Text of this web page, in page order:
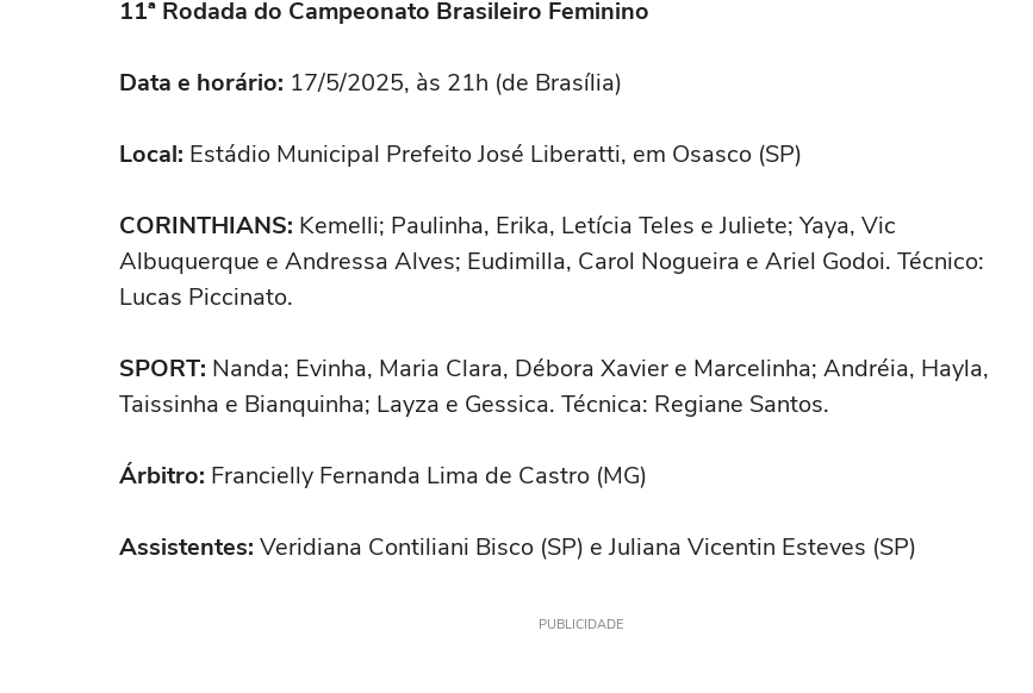
11ª Rodada do Campeonato Brasileiro Feminino
Data e horário: 17/5/2025, às 21h (de Brasília)
Local: Estádio Municipal Prefeito José Liberatti, em Osasco (SP)
CORINTHIANS: Kemelli; Paulinha, Erika, Letícia Teles e Juliete; Yaya, Vic
Albuquerque e Andressa Alves; Eudimilla, Carol Nogueira e Ariel Godoi. Técnico:
Lucas Piccinato.
SPORT: Nanda; Evinha, Maria Clara, Débora Xavier e Marcelinha; Andréia, Hayla,
Taissinha e Bianquinha; Layza e Gessica. Técnica: Regiane Santos.
Árbitro: Francielly Fernanda Lima de Castro (MG)
Assistentes: Veridiana Contiliani Bisco (SP) e Juliana Vicentin Esteves (SP)
PUBLICIDADE